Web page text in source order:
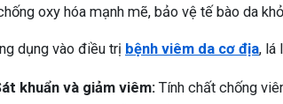
oxy hóa mạnh mẽ, bảo vệ tế bào da
dụng vào điều trị bệnh viêm da cơ địa, lá
khuẩn và giảm viêm: Tính chất chống